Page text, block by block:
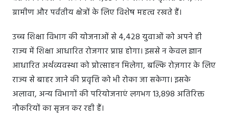
ग्रामीण और पर्वतीय क्षेत्रों के लिए विशेष महत्व रखते हैं।
उच्च शिक्षा विभाग की योजनाओं से 4,428 युवाओं को अपने ही
राज्य में शिक्षा आधारित रोजगार प्राप्त होगा। इससे न केवल ज्ञान
आधारित अर्थव्यवस्था को प्रोत्साहन मिलेगा, बल्कि रोज़गार के लिए
राज्य से बाहर जाने की प्रवृत्ति को भी रोका जा सकेगा। इसके
अलावा, अन्य विभागों की परियोजनाएं लगभग 13,898 अतिरिक्त
नौकरियों का सृजन कर रही हैं।